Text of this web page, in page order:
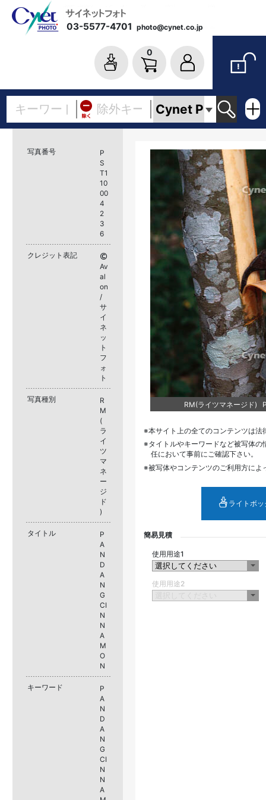
03-5577-4701 photo@cynet.co.jp
0
写真番号
P
S
T1
10
00
4
2
3
6
クレジット表記
Av
al
on
/
サ
イ
ネ
ッ
ト
フ
ォ
ト
写真種別
R
M
(
ラ
イ
ツ
マ
ネ
ー
ジ
ド
)
タイトル
P
A
N
D
A
N
G
CI
N
N
A
M
O
N
キーワード
P
A
N
D
A
N
G
CI
N
N
A
RM(ライツマネージド)
本サイト上の全てのコンテンツは
タイトルやキーワードなど被写体
任において事前にご確認下さい。
被写体やコンテンツのご利用方に
ライトボ
簡易見積
使用用途1
使用用途2